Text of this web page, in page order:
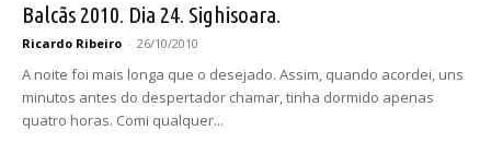
Balcãs 2010. Dia 24. Sighisoara.
Ricardo Ribeiro - 26/10/2010
A noite foi mais longa que o desejado. Assim, quando acordei, uns
minutos antes do despertador chamar, tinha dormido apenas
quatro horas. Comi qualquer...